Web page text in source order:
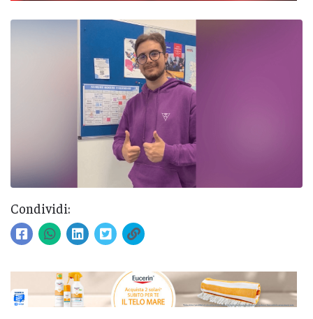
Condividi: